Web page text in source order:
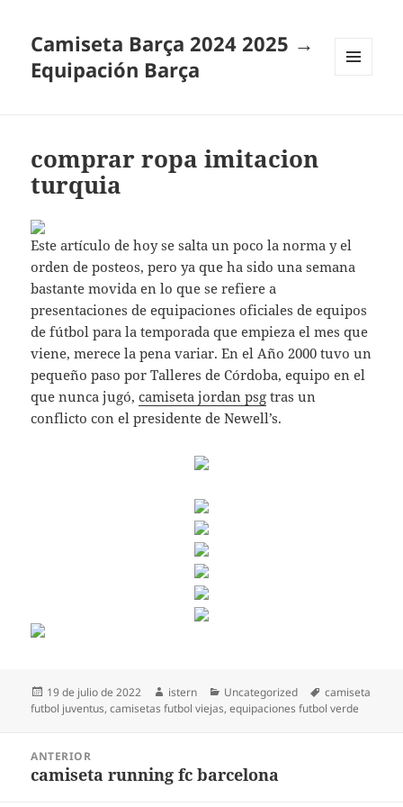
Camiseta Barça 2024 2025 →
Equipación Barça
comprar ropa imitacion
turquia
Este artículo de hoy se salta un poco la norma y el
orden de posteos, pero ya que ha sido una semana
bastante movida en lo que se refiere a
presentaciones de equipaciones oficiales de equipos
de fútbol para la temporada que empieza el mes que
viene, merece la pena variar. En el Año 2000 tuvo un
pequeño paso por Talleres de Córdoba, equipo en el
que nunca jugó,camiseta jordan psg tras un
conflicto con el presidente de Newell’s.
Publicado
el
19 de julio de 2022 Autor
istern Categorías
Uncategorized Etiquetas
camiseta
futbol juventus,camisetas futbol viejas,equipaciones futbol verde
entradas
ANTERIOR
Entrada
camiseta running fc barcelona